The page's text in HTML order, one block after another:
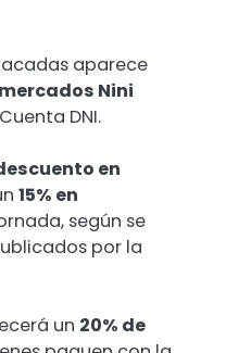
aparece
Nini
DNI.
en
15% en
según se
por la
un 20% de